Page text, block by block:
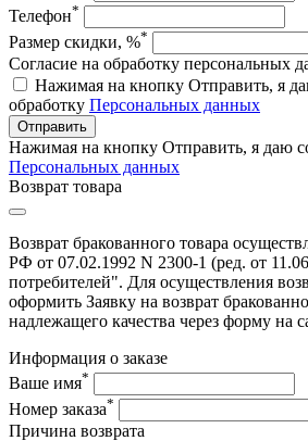
Телефон*
Размер скидки, %*
Согласие на обработку персональных
Нажимая на кнопку Отправить, я
обработку Персональных данных
Отправить
Нажимая на кнопку Отправить, я даю
Персональных данных
Возврат товара
Возврат бракованного товара
РФ от 07.02.1992 N 2300-1 (ред. от
потребителей". Для осуществления
оформить Заявку на возврат
надлежащего качества через форму на
Информация о заказе
Ваше имя*
Номер заказа*
Причина возврата